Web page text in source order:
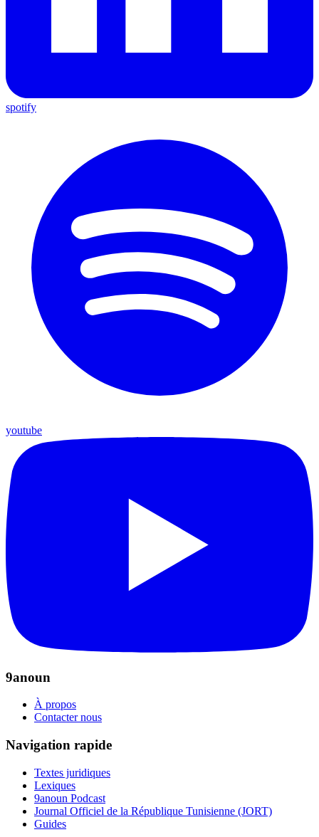
spotify
youtube
9anoun
À propos
Contacter nous
Navigation rapide
Textes juridiques
Lexiques
9anoun Podcast
Journal Officiel de la République Tunisienne (JORT)
Guides